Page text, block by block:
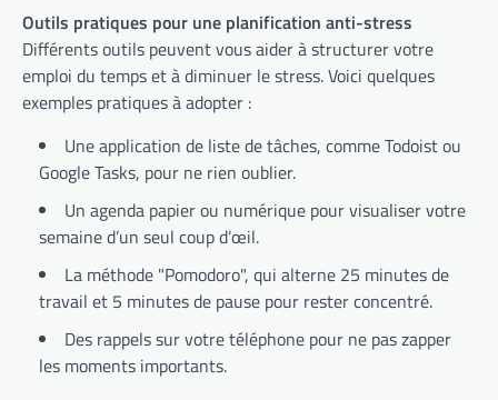
Outils pratiques pour une planification anti-stress
Différents outils peuvent vous aider à structurer votre
emploi du temps et à diminuer le stress. Voici quelques
exemples pratiques à adopter :
Une application de liste de tâches, comme Todoist ou
Google Tasks, pour ne rien oublier.
Un agenda papier ou numérique pour visualiser votre
semaine d’un seul coup d’œil.
La méthode "Pomodoro", qui alterne 25 minutes de
travail et 5 minutes de pause pour rester concentré.
Des rappels sur votre téléphone pour ne pas zapper
les moments importants.